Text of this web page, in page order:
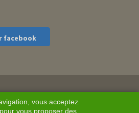
facebook
vous acceptez
vous proposer des